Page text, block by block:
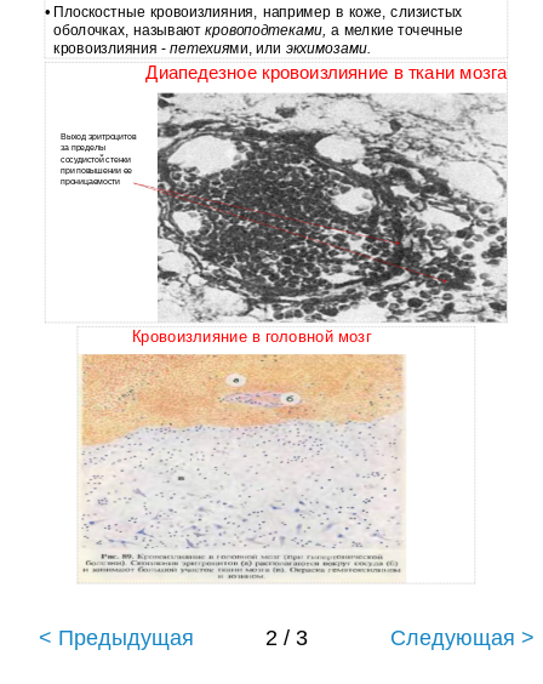
• Плоскостные кровоизлияния, например в коже, слизистых
оболочках, называюткровоподтеками,а мелкие точечные
кровоизлияния -петехиями, или экхимозами.
Диапедезное кровоизлияние в ткани мозга
Выход эритроцитов
за пределы
сосудистой стенки
при повышении ее
проницаемости
Кровоизлияние в головной мозг
< Предыдущая 2 / 3 Следующая >